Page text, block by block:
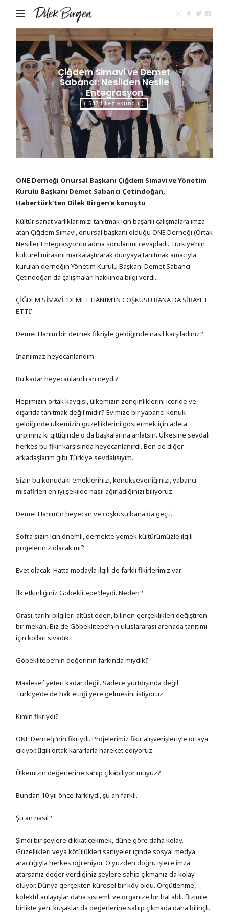
Birgen
Çiğdem Simavi ve Demet
Sabancı: Nesilden Nesile
Entegrasyon
( 5474 kez okundu )
ONE Derneği Onursal Başkanı Çiğdem Simavi ve Yönetim
Kurulu Başkanı Demet Sabancı Çetindoğan,
Habertürk'ten Dilek Birgen'e konuştu
Kültür sanat varlıklarımızı tanıtmak için başarılı çalışmalara imza
atan Çiğdem Simavi, onursal başkanı olduğu ONE Derneği (Ortak
Nesiller Entegrasyonu) adına sorularımı cevapladı. Türkiye’nin
kültürel mirasını markalaştırarak dünyaya tanıtmak amacıyla
kurulan derneğin Yönetim Kurulu Başkanı Demet Sabancı
Çetindoğan da çalışmaları hakkında bilgi verdi.
ÇİĞDEM SİMAVİ: ‘DEMET HANIM’IN COŞKUSU BANA DA SİRAYET
ETTİ’
Demet Hanım bir dernek fikriyle geldiğinde nasıl karşıladınız?
İnanılmaz heyecanlandım.
Bu kadar heyecanlandıran neydi?
Hepimizin ortak kaygısı, ülkemizin zenginliklerini içeride ve
dışarıda tanıtmak değil midir? Evimize bir yabancı konuk
geldiğinde ülkemizin güzelliklerini göstermek için adeta
çırpınırız ki gittiğinde o da başkalarına anlatsın. Ülkesine sevdalı
herkes bu fikir karşısında heyecanlanırdı. Ben de diğer
arkadaşlarım gibi Türkiye sevdalısıyım.
Sizin bu konudaki emeklerinizi, konukseverliğinizi, yabancı
misafirleri en iyi şekilde nasıl ağırladığınızı biliyoruz.
Demet Hanım’ın heyecan ve coşkusu bana da geçti.
Sofra sizin için önemli, dernekte yemek kültürümüzle ilgili
projeleriniz olacak mı?
Evet olacak. Hatta modayla ilgili de farklı fikirlerimiz var.
İlk etkinliğiniz Göbeklitepe’deydi. Neden?
Orası, tarihi bilgileri altüst eden, bilinen gerçeklikleri değiştiren
bir mekân. Biz de Göbeklitepe’nin uluslararası arenada tanıtımı
için kolları sıvadık.
Göbeklitepe’nin değerinin farkında mıydık?
Maalesef yeteri kadar değil. Sadece yurtdışında değil,
Türkiye’de de hak ettiği yere gelmesini istiyoruz.
Kimin fikriydi?
ONE Derneği’nin fikriydi. Projelerimiz fikir alışverişleriyle ortaya
çıkıyor. İlgili ortak kararlarla hareket ediyoruz.
Ülkemizin değerlerine sahip çıkabiliyor muyuz?
Bundan 10 yıl önce farklıydı, şu an farklı.
Şu an nasıl?
Şimdi bir şeylere dikkat çekmek, düne göre daha kolay.
Güzellikleri veya kötülükleri saniyeler içinde sosyal medya
aracılığıyla herkes öğreniyor. O yüzden doğru işlere imza
atarsanız değer verdiğiniz şeylere sahip çıkmanız da kolay
oluyor. Dünya gerçekten küresel bir köy oldu. Örgütlenme,
kolektif anlayışlar daha sistemli ve organize bir hal aldı. Bizimle
birlikte yeni kuşaklar da değerlerine sahip çıkmada daha bilinçli.